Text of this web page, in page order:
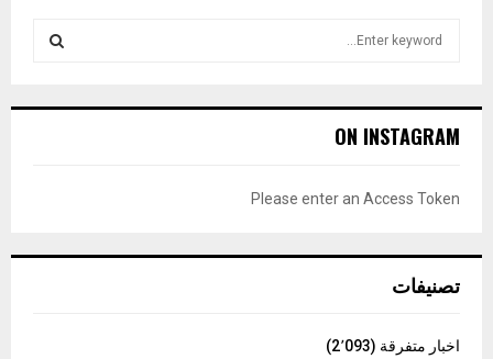
h
C
ON INSTAGRAM
Please enter an Access Token
تصنيفات
اخبار متفرقة (2٬093)